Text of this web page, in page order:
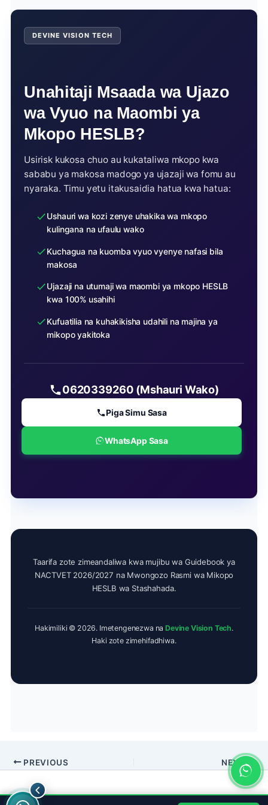
MUHAS).
uhakiki wa vyeti vya kuzaliwa (RITA) na ujazaji wa
Vision Tech. Wasiliana nao kupitia WhatsApp au Piga
DEVINE VISION TECH
Unahitaji Msaada wa Ujazo
wa Vyuo na Maombi ya
Mkopo HESLB?
Usirisk kukosa chuo au kukataliwa mkopo kwa
sababu ya makosa madogo ya ujazaji wa fomu au
nyaraka. Timu yetu itakusaidia hatua kwa hatua:
Ushauri wa kozi zenye uhakika wa mkopo
kulingana na ufaulu wako
Kuchagua na kuomba vyuo vyenye nafasi bila
makosa
Ujazaji na utumaji wa maombi ya mkopo HESLB
kwa 100% usahihi
Kufuatilia na kuhakikisha udahili na majina ya
mikopo yakitoka
0620339260 (Mshauri Wako)
Piga Simu Sasa
WhatsApp Sasa
Taarifa zote zimeandaliwa kwa mujibu wa Guidebook ya
NACTVET 2026/2027 na Mwongozo Rasmi wa Mikopo
HESLB wa Stashahada.
Hakimiliki © 2026. Imetengenezwa naDevine Vision Tech.
Haki zote zimehifadhiwa.
PREVIOUS NEXT